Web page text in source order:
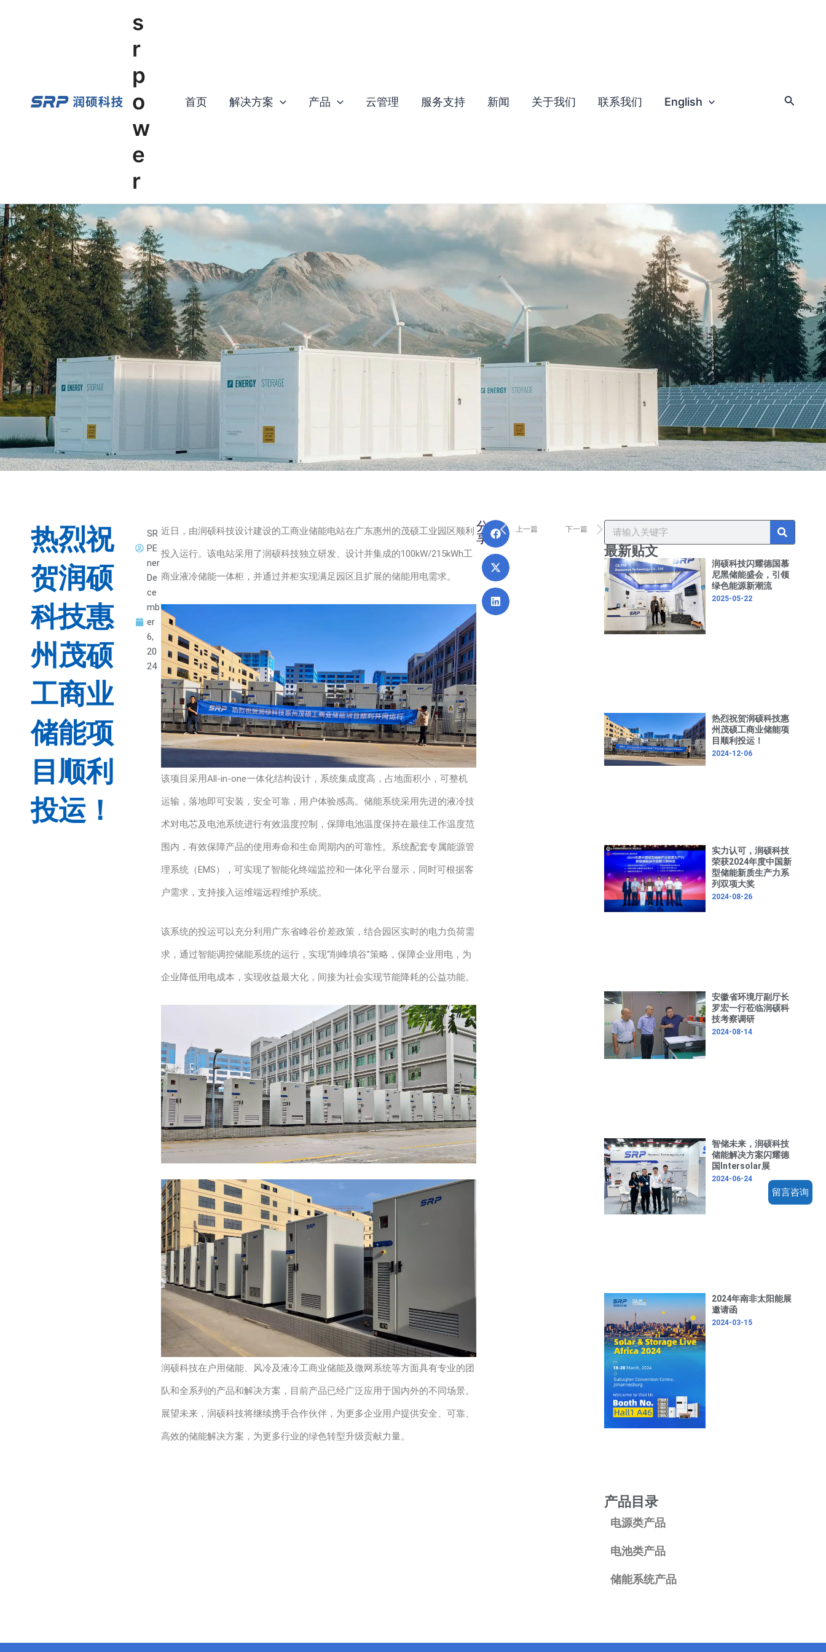
s
r
p
o
w
e
r
首页 解决方案 产品 云管理 服务支持 新闻 关于我们 联系我们 English
热烈祝
贺润硕
科技惠
州茂硕
工商业
储能项
目顺利
投运！
SR
PE
ner
De
ce
mb
er
6,
20
24
近日，由润硕科技设计建设的工商业储能电站在广东惠州的茂硕工业园区顺利
投入运行。该电站采用了润硕科技独立研发、设计并集成的100kW/215kWh工
商业液冷储能一体柜，并通过并柜实现满足园区且扩展的储能用电需求。
该项目采用All-in-one一体化结构设计，系统集成度高，占地面积小，可整机
运输，落地即可安装，安全可靠，用户体验感高。储能系统采用先进的液冷技
术对电芯及电池系统进行有效温度控制，保障电池温度保持在最佳工作温度范
围内，有效保障产品的使用寿命和生命周期内的可靠性。系统配套专属能源管
理系统（EMS），可实现了智能化终端监控和一体化平台显示，同时可根据客
户需求，支持接入运维端远程维护系统。
该系统的投运可以充分利用广东省峰谷价差政策，结合园区实时的电力负荷需
求，通过智能调控储能系统的运行，实现“削峰填谷”策略，保障企业用电，为
企业降低用电成本，实现收益最大化，间接为社会实现节能降耗的公益功能。
润硕科技在户用储能、风冷及液冷工商业储能及微网系统等方面具有专业的团
队和全系列的产品和解决方案，目前产品已经广泛应用于国内外的不同场景。
展望未来，润硕科技将继续携手合作伙伴，为更多企业用户提供安全、可靠、
高效的储能解决方案，为更多行业的绿色转型升级贡献力量。
分
享
Prev
上一篇 下一篇 Next
Search
S
e
a
c
h
最新贴文
润硕科技闪耀德国慕
尼黑储能盛会，引领
绿色能源新潮流
2025-05-22
热烈祝贺润硕科技惠
州茂硕工商业储能项
目顺利投运！
2024-12-06
实力认可，润硕科技
荣获2024年度中国新
型储能新质生产力系
列双项大奖
2024-08-26
安徽省环境厅副厅长
罗宏一行莅临润硕科
技考察调研
2024-08-14
智储未来，润硕科技
储能解决方案闪耀德
国Intersolar展
2024-06-24
2024年南非太阳能展
邀请函
2024-03-15
产品目录
电源类产品
电池类产品
储能系统产品
留言咨询